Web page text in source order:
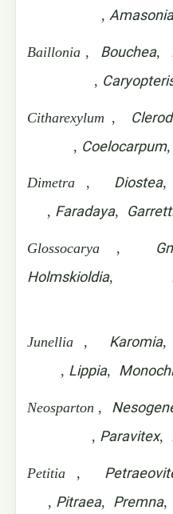
,
Baillonia , Bouchea,
,
Citharexylum ,
Coelocarpum,
,
Dimetra , Diostea
Faradaya,
,
Glossocarya ,
Holmskioldia,
Junellia , Karomia
Lippia,
,
Neosparton ,
Paravitex,
,
Petitia ,
Pitraea, Premna,
,